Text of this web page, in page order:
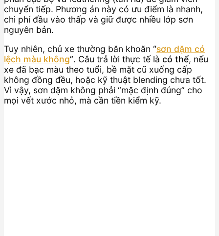
chuyển tiếp. Phương án này có ưu điểm là nhanh,
chi phí đầu vào thấp và giữ được nhiều lớp sơn
nguyên bản.
Tuy nhiên, chủ xe thường băn khoăn “sơn dặm có
lệch màu không”. Câu trả lời thực tế là có thể, nếu
xe đã bạc màu theo tuổi, bề mặt cũ xuống cấp
không đồng đều, hoặc kỹ thuật blending chưa tốt.
Vì vậy, sơn dặm không phải “mặc định đúng” cho
mọi vết xước nhỏ, mà cần tiền kiểm kỹ.